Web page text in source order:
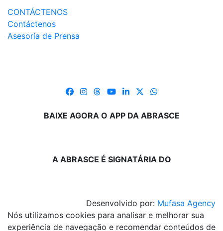
CONTÁCTENOS
Contáctenos
Asesoría de Prensa
BAIXE AGORA O APP DA ABRASCE
A ABRASCE É SIGNATÁRIA DO
Desenvolvido por: Mufasa Agency
Nós utilizamos cookies para analisar e melhorar sua
experiência de navegação e recomendar conteúdos de